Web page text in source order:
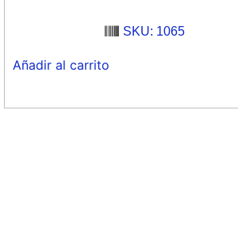
SKU: 1065
Añadir al carrito